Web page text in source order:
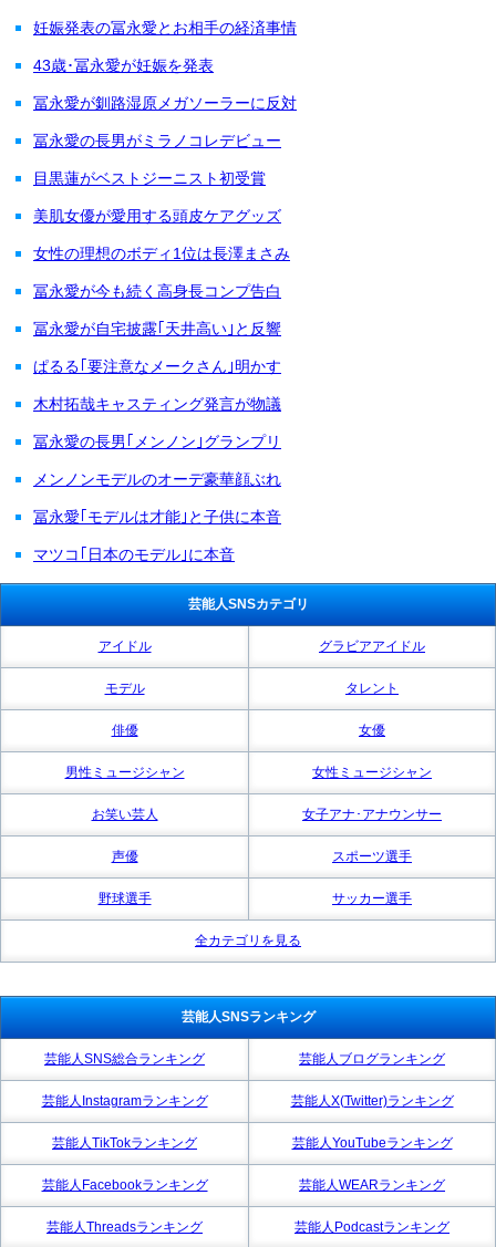
妊娠発表の冨永愛とお相手の経済事情
43歳･冨永愛が妊娠を発表
冨永愛が釧路湿原メガソーラーに反対
冨永愛の長男がミラノコレデビュー
目黒蓮がベストジーニスト初受賞
美肌女優が愛用する頭皮ケアグッズ
女性の理想のボディ1位は長澤まさみ
冨永愛が今も続く高身長コンプ告白
冨永愛が自宅披露｢天井高い｣と反響
ぱるる｢要注意なメークさん｣明かす
木村拓哉キャスティング発言が物議
冨永愛の長男｢メンノン｣グランプリ
メンノンモデルのオーデ豪華顔ぶれ
冨永愛｢モデルは才能｣と子供に本音
マツコ｢日本のモデル｣に本音
芸能人SNSカテゴリ
アイドル グラビアアイドル
モデル タレント
俳優 女優
男性ミュージシャン 女性ミュージシャン
お笑い芸人 女子アナ･アナウンサー
声優 スポーツ選手
野球選手 サッカー選手
全カテゴリを見る
芸能人SNSランキング
芸能人SNS総合ランキング 芸能人ブログランキング
芸能人Instagramランキング 芸能人X(Twitter)ランキング
芸能人TikTokランキング 芸能人YouTubeランキング
芸能人Facebookランキング 芸能人WEARランキング
芸能人Threadsランキング 芸能人Podcastランキング